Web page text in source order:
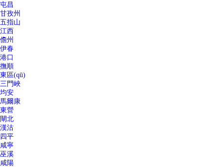
屯昌
甘孜州
五指山
江西
儋州
伊春
港口
撫順
東區(qū)
三門峽
均安
馬爾康
東營
閘北
漢沽
四平
咸寧
巫溪
咸陽